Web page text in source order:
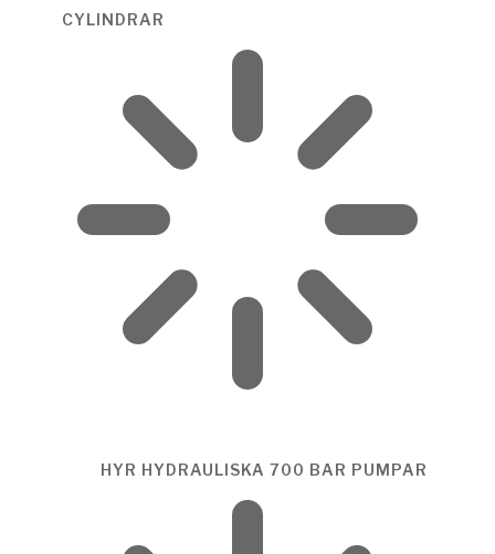
CYLINDRAR
HYR HYDRAULISKA 700 BAR PUMPAR